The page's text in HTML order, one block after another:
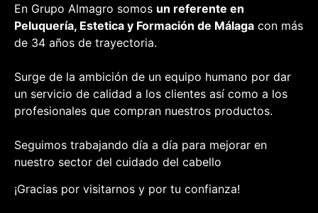
En Grupo Almagro somos un referente en
Peluquería, Estetica y Formación de Málaga con más
de 34 años de trayectoria.
Surge de la ambición de un equipo humano por dar
un servicio de calidad a los clientes así como a los
profesionales que compran nuestros productos.
Seguimos trabajando día a día para mejorar en
nuestro sector del cuidado del cabello
¡Gracias por visitarnos y por tu confianza!